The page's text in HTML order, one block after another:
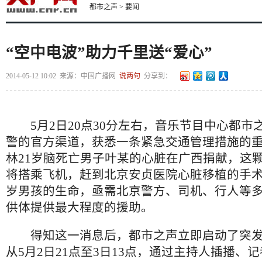
都市之声 > 要闻
“空中电波”助力千里送“爱心”
2014-05-12 10:02 来源：中国广播网 说两句 分享到：
5月2日20点30分左右，音乐节目中心都市
警的官方渠道，获悉一条紧急交通管理措施的
林21岁脑死亡男子叶某的心脏在广西捐献，这
将搭乘飞机，赶到北京安贞医院心脏移植的手
岁男孩的生命，亟需北京警方、司机、行人等
供体提供最大程度的援助。
得知这一消息后，都市之声立即启动了突
从5月2日21点至3日13点，通过主持人插播、